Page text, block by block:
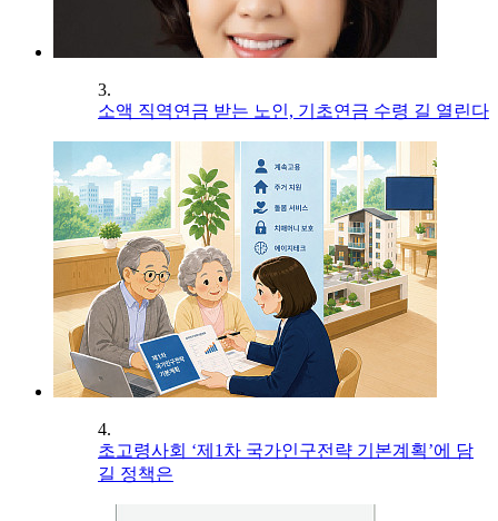
3.
소액 직역연금 받는 노인, 기초연금 수령 길 열린다
4.
초고령사회 ‘제1차 국가인구전략 기본계획’에 담
길 정책은